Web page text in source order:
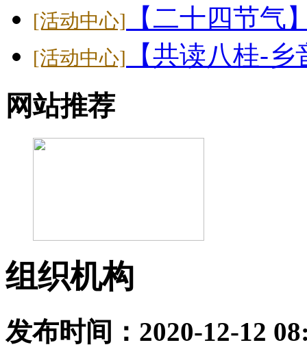
[活动中心] 【二十四节气
[活动中心] 【共读八桂-
网站推荐
组织机构
发布时间：2020-12-12